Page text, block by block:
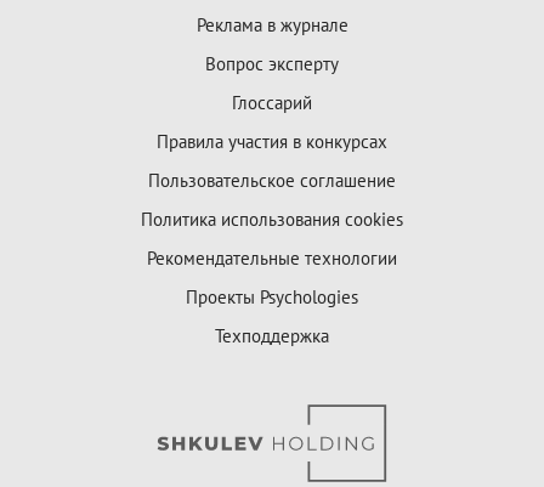
Реклама в журнале
Вопрос эксперту
Глоссарий
Правила участия в конкурсах
Пользовательское соглашение
Политика использования cookies
Рекомендательные технологии
Проекты Psychologies
Техподдержка